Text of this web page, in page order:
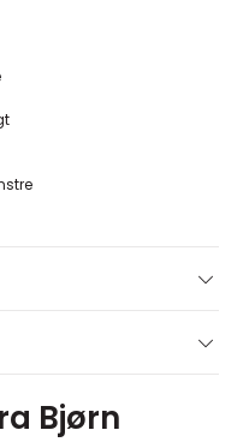
Bjørn